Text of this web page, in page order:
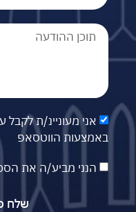
אני מעוניינ/ת
באמצעות הווטסאפ
הנני מביע/ה את
שלח